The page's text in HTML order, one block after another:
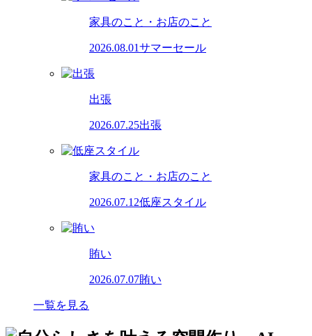
家具のこと・お店のこと
2026.08.01サマーセール
出張
2026.07.25出張
家具のこと・お店のこと
2026.07.12低座スタイル
賄い
2026.07.07賄い
一覧を見る